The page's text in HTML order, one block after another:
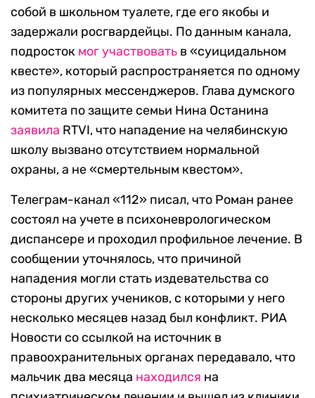
собой в школьном туалете, где его якобы и
задержали росгвардейцы. По данным канала,
подросток мог участвовать в «суицидальном
квесте», который распространяется по одному
из популярных мессенджеров. Глава думского
комитета по защите семьи Нина Останина
заявила RTVI, что нападение на челябинскую
школу вызвано отсутствием нормальной
охраны, а не «смертельным квестом».
Телеграм-канал «112» писал, что Роман ранее
состоял на учете в психоневрологическом
диспансере и проходил профильное лечение. В
сообщении уточнялось, что причиной
нападения могли стать издевательства со
стороны других учеников, с которыми у него
несколько месяцев назад был конфликт. РИА
Новости со ссылкой на источник в
правоохранительных органах передавало, что
мальчик два месяца находился на